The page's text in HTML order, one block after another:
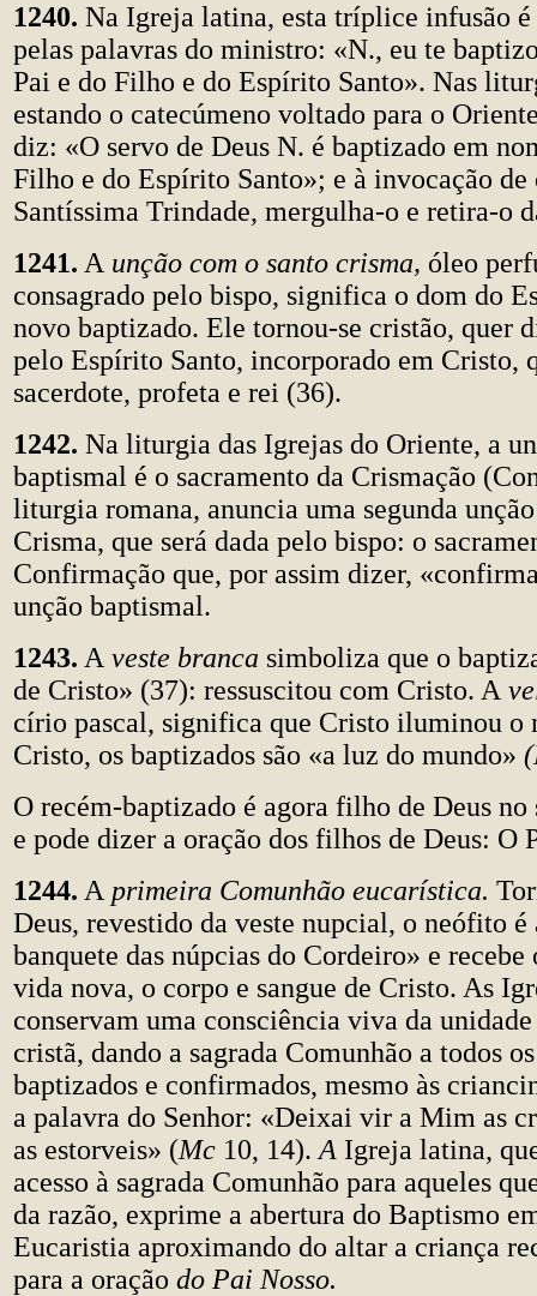
1240. Na Igreja latina, esta tríplice infusão é
pelas palavras do ministro: «N., eu te
Pai e do Filho e do Espírito Santo». Nas
estando o catecúmeno voltado para o
diz: «O servo de Deus N. é baptizado em
Filho e do Espírito Santo»; e à invocação de
Santíssima Trindade, mergulha-o e retira-o
1241. A unção com o santo crisma, óleo
consagrado pelo bispo, significa o dom do
novo baptizado. Ele tornou-se cristão, quer
pelo Espírito Santo, incorporado em Cristo,
sacerdote, profeta e rei (36).
1242. Na liturgia das Igrejas do Oriente, a
baptismal é o sacramento da Crismação
liturgia romana, anuncia uma segunda
Crisma, que será dada pelo bispo: o
Confirmação que, por assim dizer,
unção baptismal.
1243. A veste branca simboliza que o
de Cristo» (37): ressuscitou com Cristo. A
círio pascal, significa que Cristo iluminou o
Cristo, os baptizados são «a luz do mundo»
O recém-baptizado é agora filho de Deus
e pode dizer a oração dos filhos de Deus: O
1244. A primeira Comunhão eucarística.
Deus, revestido da veste nupcial, o neófito
banquete das núpcias do Cordeiro» e
vida nova, o corpo e sangue de Cristo. As
conservam uma consciência viva da
cristã, dando a sagrada Comunhão a todos
baptizados e confirmados, mesmo às
a palavra do Senhor: «Deixai vir a Mim as
as estorveis» (Mc 10, 14). A Igreja latina,
acesso à sagrada Comunhão para aqueles
da razão, exprime a abertura do Baptismo
Eucaristia aproximando do altar a criança
para a oração do Pai Nosso.